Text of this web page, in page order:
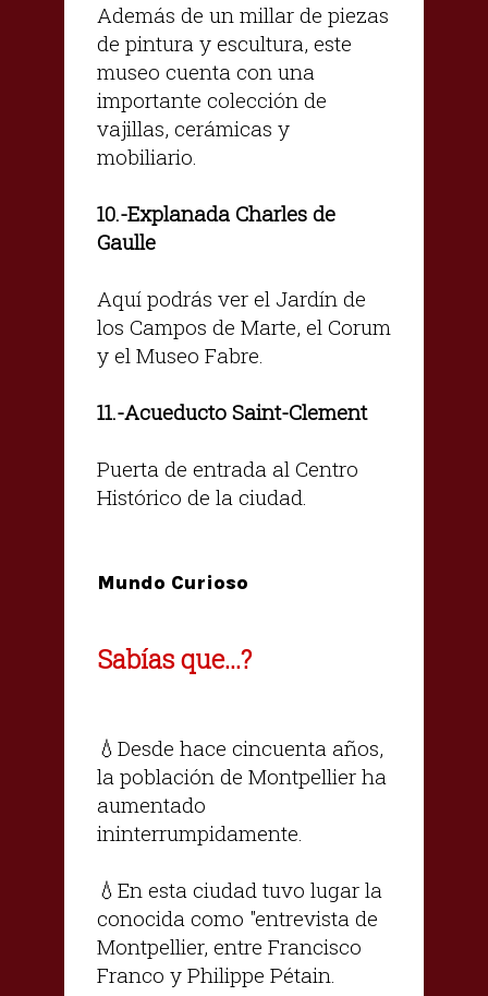
Además de un millar de piezas
de pintura y escultura, este
museo cuenta con una
importante colección de
vajillas, cerámicas y
mobiliario.
10.-Explanada Charles de
Gaulle
Aquí podrás ver el Jardín de
los Campos de Marte, el Corum
y el Museo Fabre.
11.-Acueducto Saint-Clement
Puerta de entrada al Centro
Histórico de la ciudad.
Mundo Curioso
Sabías que...?
💧Desde hace cincuenta años,
la población de Montpellier ha
aumentado
ininterrumpidamente.
💧En esta ciudad tuvo lugar la
conocida como "entrevista de
Montpellier, entre Francisco
Franco y Philippe Pétain.